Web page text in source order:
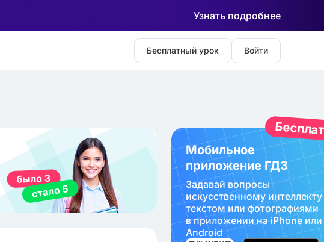
Узнать подробнее
Бесплатный урок Войти
Мобильное
приложение ГДЗ
Задавай вопросы
искуcственному интеллекту
текстом или фотографиями
в приложении на iPhone или
Android